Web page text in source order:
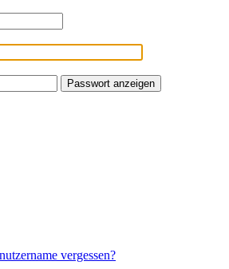
Passwort anzeigen
vergessen?